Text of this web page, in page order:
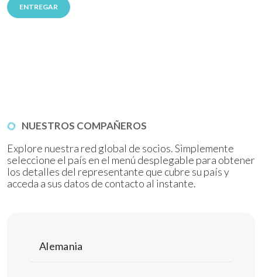
NUESTROS COMPAÑEROS
Explore nuestra red global de socios. Simplemente
seleccione el país en el menú desplegable para obtener
los detalles del representante que cubre su país y
acceda a sus datos de contacto al instante.